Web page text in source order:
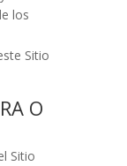
los
Sitio
O
Sitio